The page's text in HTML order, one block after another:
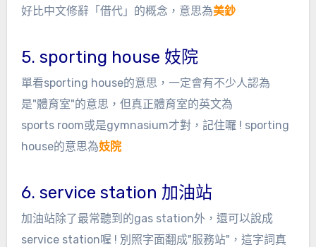
好比中文修辭「借代」的概念，意思為美鈔
5. sporting house 妓院
單看sporting house的意思，一定會有不少人認為
是"體育室"的意思，但真正體育室的英文為
sports room或是gymnasium才對，記住囉 ! sporting
house的意思為妓院
6. service station 加油站
加油站除了最常聽到的gas station外，還可以說成
service station喔 ! 別照字面翻成"服務站"，這字詞真